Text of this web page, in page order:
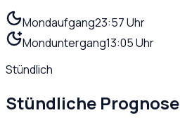
Mondaufgang23:57 Uhr
Monduntergang13:05 Uhr
Stündlich
Stündliche Prognose